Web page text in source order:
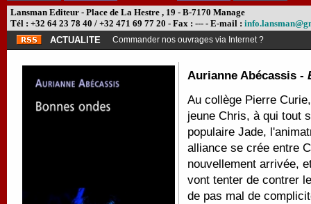
Lansman Editeur - Place de La Hestre , 19 - B-7170 Manage
Tél : +32 64 23 78 40 / +32 471 69 77 20 - Fax : --- - E-mail :
ACTUALITE
Commander nos ouvrages via Internet ?
Aurianne Abécassis -
Au collège Pierre
jeune Chris, à qui tout
populaire Jade,
alliance se crée entre
nouvellement arrivée,
vont tenter de contrer
de pas mal de